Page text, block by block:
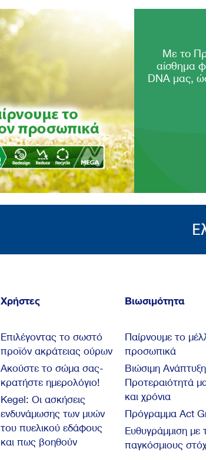
Με το
αίσθημα
DNA μας,
Χρήστες
Επιλέγοντας το σωστό
προϊόν ακράτειας ούρων
Ακούστε το σώμα σας-
κρατήστε ημερολόγιο!
Kegel: Oι ασκήσεις
ενδυνάμωσης των μυών
του πυελικού εδάφους
και πως βοηθούν
Βιωσιμότητα
Παίρνουμε το
προσωπικά
Βιώσιμη
Προτεραιότητά
και χρόνια
Πρόγραμμα Act
Ευθυγράμμιση με
παγκόσμιους